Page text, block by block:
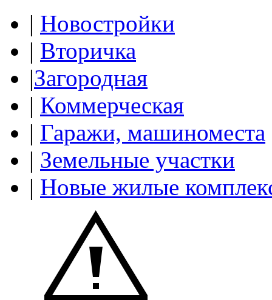
| Новостройки
| Вторичка
|Загородная
| Коммерческая
| Гаражи, машиноместа
| Земельные участки
| Новые жилые